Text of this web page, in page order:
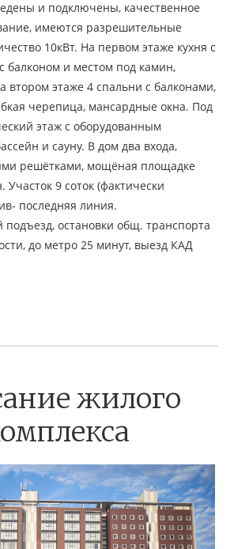
и подключены, качественное
имеются разрешительные
10кВт. На первом этаже кухня с
балконом и местом под камин,
втором этаже 4 спальни с балконами,
черепица, мансардные окна. Под
этаж с оборудованным
и сауну. В дом два входа,
решётками, мощёная площадке
Участок 9 соток (фактически
последняя линия.
остановки общ. транспорта
до метро 25 минут, выезд КАД
жилого